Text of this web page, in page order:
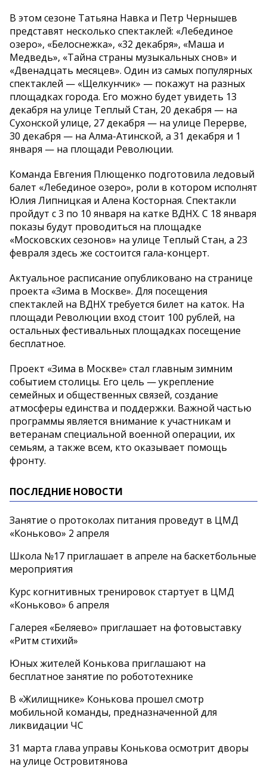
В этом сезоне Татьяна Навка и Петр Чернышев
представят несколько спектаклей: «Лебединое
озеро», «Белоснежка», «32 декабря», «Маша и
Медведь», «Тайна страны музыкальных снов» и
«Двенадцать месяцев». Один из самых популярных
спектаклей — «Щелкунчик» — покажут на разных
площадках города. Его можно будет увидеть 13
декабря на улице Теплый Стан, 20 декабря — на
Сухонской улице, 27 декабря — на улице Перерве,
30 декабря — на Алма-Атинской, а 31 декабря и 1
января — на площади Революции.
Команда Евгения Плющенко подготовила ледовый
балет «Лебединое озеро», роли в котором исполнят
Юлия Липницкая и Алена Косторная. Спектакли
пройдут с 3 по 10 января на катке ВДНХ. С 18 января
показы будут проводиться на площадке
«Московских сезонов» на улице Теплый Стан, а 23
февраля здесь же состоится гала-концерт.
Актуальное расписание опубликовано на странице
проекта «Зима в Москве». Для посещения
спектаклей на ВДНХ требуется билет на каток. На
площади Революции вход стоит 100 рублей, на
остальных фестивальных площадках посещение
бесплатное.
Проект «Зима в Москве» стал главным зимним
событием столицы. Его цель — укрепление
семейных и общественных связей, создание
атмосферы единства и поддержки. Важной частью
программы является внимание к участникам и
ветеранам специальной военной операции, их
семьям, а также всем, кто оказывает помощь
фронту.
ПОСЛЕДНИЕ НОВОСТИ
Занятие о протоколах питания проведут в ЦМД
«Коньково» 2 апреля
Школа №17 приглашает в апреле на баскетбольные
мероприятия
Курс когнитивных тренировок стартует в ЦМД
«Коньково» 6 апреля
Галерея «Беляево» приглашает на фотовыставку
«Ритм стихий»
Юных жителей Конькова приглашают на
бесплатное занятие по робототехнике
В «Жилищнике» Конькова прошел смотр
мобильной команды, предназначенной для
ликвидации ЧС
31 марта глава управы Конькова осмотрит дворы
на улице Островитянова